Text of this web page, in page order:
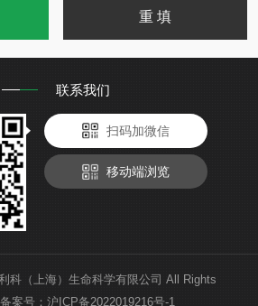
联系我们
扫码加微信
移动端浏览
科（上海）生命科学有限公司 All Rights
案号：沪ICP备2022019216号-1